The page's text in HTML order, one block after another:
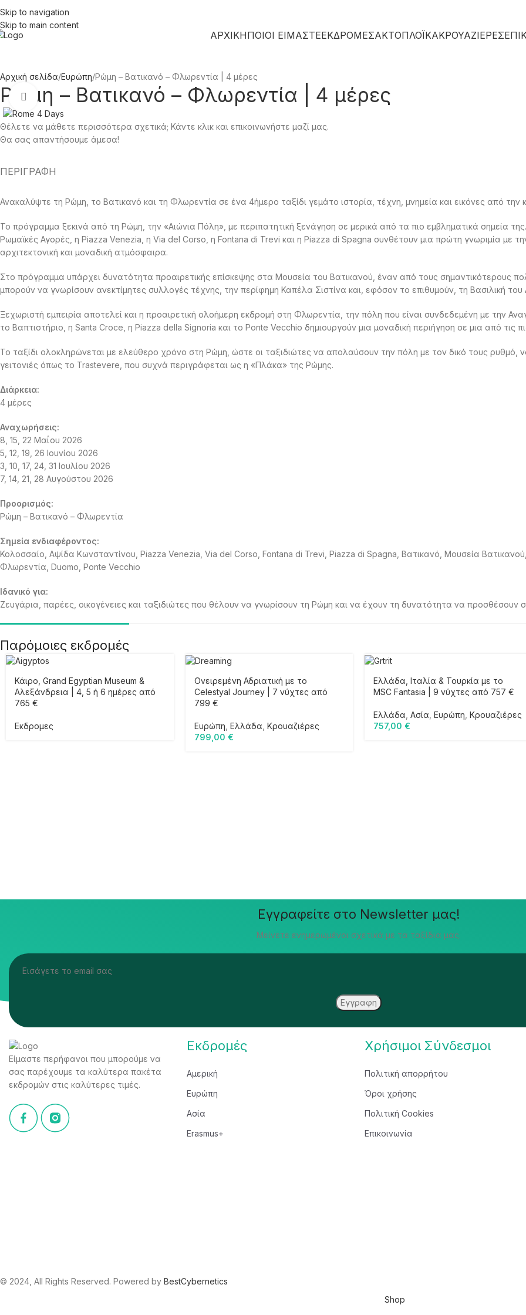
Skip to navigation
Skip to main content
ΑΡΧΙΚΗΠΟΙΟΙ ΕΙΜΑΣΤΕΕΚΔΡΟΜΕΣΑΚΤΟΠΛΟΪΚΑΚΡΟΥΑΖΙΈΡΕΣ
Αρχική σελίδα Ευρώπη Ρώμη – Βατικανό – Φλωρεντία | 4 μέρες
Ρώμη – Βατικανό – Φλωρεντία | 4 μέρες
Click to enlarge
Θέλετε να μάθετε περισσότερα σχετικά; Κάντε κλικ και επικοινωνήστε μαζί μας.
Θα σας απαντήσουμε άμεσα!
ΠΕΡΙΓΡΑΦΉ
Ανακαλύψτε τη Ρώμη, το Βατικανό και τη Φλωρεντία σε ένα 4ήμερο ταξίδι γεμάτο ιστορία, τέχνη, μνημεία και εικόνες από την
Το πρόγραμμα ξεκινά από τη Ρώμη, την «Αιώνια Πόλη», με περιπατητική ξενάγηση σε μερικά από τα πιο εμβληματικά σημεία
Ρωμαϊκές Αγορές, η Piazza Venezia, η Via del Corso, η Fontana di Trevi και η Piazza di Spagna συνθέτουν μια πρώτη γνωριμία με
αρχιτεκτονική και μοναδική ατμόσφαιρα.
Στο πρόγραμμα υπάρχει δυνατότητα προαιρετικής επίσκεψης στα Μουσεία του Βατικανού, έναν από τους σημαντικότερους
μπορούν να γνωρίσουν ανεκτίμητες συλλογές τέχνης, την περίφημη Καπέλα Σιστίνα και, εφόσον το επιθυμούν, τη Βασιλική του
Ξεχωριστή εμπειρία αποτελεί και η προαιρετική ολοήμερη εκδρομή στη Φλωρεντία, την πόλη που είναι συνδεδεμένη με την
το Βαπτιστήριο, η Santa Croce, η Piazza della Signoria και το Ponte Vecchio δημιουργούν μια μοναδική περιήγηση σε μια από τις
Το ταξίδι ολοκληρώνεται με ελεύθερο χρόνο στη Ρώμη, ώστε οι ταξιδιώτες να απολαύσουν την πόλη με τον δικό τους ρυθμό,
γειτονιές όπως το Trastevere, που συχνά περιγράφεται ως η «Πλάκα» της Ρώμης.
Διάρκεια:
4 μέρες
Αναχωρήσεις:
8, 15, 22 Μαΐου 2026
5, 12, 19, 26 Ιουνίου 2026
3, 10, 17, 24, 31 Ιουλίου 2026
7, 14, 21, 28 Αυγούστου 2026
Προορισμός:
Ρώμη – Βατικανό – Φλωρεντία
Σημεία ενδιαφέροντος:
Κολοσσαίο, Αψίδα Κωνσταντίνου, Piazza Venezia, Via del Corso, Fontana di Trevi, Piazza di Spagna, Βατικανό, Μουσεία
Φλωρεντία, Duomo, Ponte Vecchio
Ιδανικό για:
Ζευγάρια, παρέες, οικογένειες και ταξιδιώτες που θέλουν να γνωρίσουν τη Ρώμη και να έχουν τη δυνατότητα να προσθέσουν
Παρόμοιες εκδρομές
Κάιρο, Grand Egyptian Museum &
Αλεξάνδρεια | 4, 5 ή 6 ημέρες από
765 €
Εκδρομες
Ονειρεμένη Αδριατική με το
Celestyal Journey | 7 νύχτες από
799 €
Ευρώπη Ελλάδα Κρουαζιέρες
799,00 €
Ελλάδα, Ιταλία & Τουρκία με το
MSC Fantasia | 9 νύχτες από 757 €
Ελλάδα Ασία Ευρώπη Κρουαζιέρες
757,00 €
Εγγραφείτε στο Newsletter μας!
Μείνετε ενημερωμένοι σχετικά με τα ταξίδια μας.
Είμαστε περήφανοι που μπορούμε να
σας παρέχουμε τα καλύτερα πακέτα
εκδρομών στις καλύτερες τιμές.
Εκδρομές
Αμερική
Ευρώπη
Ασία
Erasmus+
Χρήσιμοι Σύνδεσμοι
Πολιτική απορρήτου
Όροι χρήσης
Πολιτική Cookies
Επικοινωνία
© 2024, All Rights Reserved. Powered by BestCybernetics
Shop